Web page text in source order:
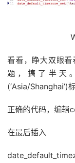
看看，睁大双眼
题，搞了半天
(‘Asia/Shanghai’)
正确的代码，编
在最后插入